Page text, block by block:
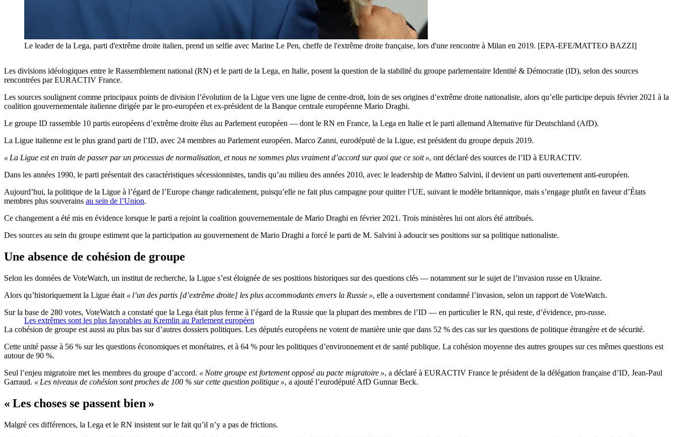
Le leader de la Lega, parti d'extrême droite italien, prend un selfie avec Marine Le Pen, cheffe de l'extrême droite française, lors d'une rencontre à Milan en 2019. [EPA-EFE/MATTEO BAZZI]
Les divisions idéologiques entre le Rassemblement national (RN) et le parti de la Lega, en Italie, posent la question de la stabilité du groupe parlementaire Identité & Démocratie (ID), selon des sources
rencontrées par EURACTIV France.
Les sources soulignent comme principaux points de division l’évolution de la Ligue vers une ligne de centre-droit, loin de ses origines d’extrême droite nationaliste, alors qu’elle participe depuis février 2021 à la
coalition gouvernementale italienne dirigée par le pro-européen et ex-président de la Banque centrale européenne Mario Draghi.
Le groupe ID rassemble 10 partis européens d’extrême droite élus au Parlement européen — dont le RN en France, la Lega en Italie et le parti allemand Alternative für Deutschland (AfD).
La Ligue italienne est le plus grand parti de l’ID, avec 24 membres au Parlement européen. Marco Zanni, eurodéputé de la Ligue, est président du groupe depuis 2019.
« La Ligue est en train de passer par un processus de normalisation, et nous ne sommes plus vraiment d’accord sur quoi que ce soit », ont déclaré des sources de l’ID à EURACTIV.
Dans les années 1990, le parti présentait des caractéristiques sécessionnistes, tandis qu’au milieu des années 2010, avec le leadership de Matteo Salvini, il devient un parti ouvertement anti-européen.
Aujourd’hui, la politique de la Ligue à l’égard de l’Europe change radicalement, puisqu’elle ne fait plus campagne pour quitter l’UE, suivant le modèle britannique, mais s’engage plutôt en faveur d’États
membres plus souverains au sein de l’Union.
Ce changement a été mis en évidence lorsque le parti a rejoint la coalition gouvernementale de Mario Draghi en février 2021. Trois ministères lui ont alors été attribués.
Des sources au sein du groupe estiment que la participation au gouvernement de Mario Draghi a forcé le parti de M. Salvini à adoucir ses positions sur sa politique nationaliste.
Une absence de cohésion de groupe
Selon les données de VoteWatch, un institut de recherche, la Ligue s’est éloignée de ses positions historiques sur des questions clés — notamment sur le sujet de l’invasion russe en Ukraine.
Alors qu’historiquement la Ligue était « l’un des partis [d’extrême droite] les plus accommodants envers la Russie », elle a ouvertement condamné l’invasion, selon un rapport de VoteWatch.
Les extrêmes sont les plus favorables au Kremlin au Parlement européen
Sur la base de 280 votes, VoteWatch a constaté que la Lega était plus ferme à l’égard de la Russie que la plupart des membres de l’ID — en particulier le RN, qui reste, d’évidence, pro-russe.
La cohésion de groupe est aussi au plus bas sur d’autres dossiers politiques. Les députés européens ne votent de manière unie que dans 52 % des cas sur les questions de politique étrangère et de sécurité.
Cette unité passe à 56 % sur les questions économiques et monétaires, et à 64 % pour les politiques d’environnement et de santé publique. La cohésion moyenne des autres groupes sur ces mêmes questions est
autour de 90 %.
Seul l’enjeu migratoire met les membres du groupe d’accord. « Notre groupe est fortement opposé au pacte migratoire », a déclaré à EURACTIV France le président de la délégation française d’ID, Jean-Paul
Garraud. « Les niveaux de cohésion sont proches de 100 % sur cette question politique », a ajouté l’eurodéputé AfD Gunnar Beck.
« Les choses se passent bien »
Malgré ces différences, la Lega et le RN insistent sur le fait qu’il n’y a pas de frictions.